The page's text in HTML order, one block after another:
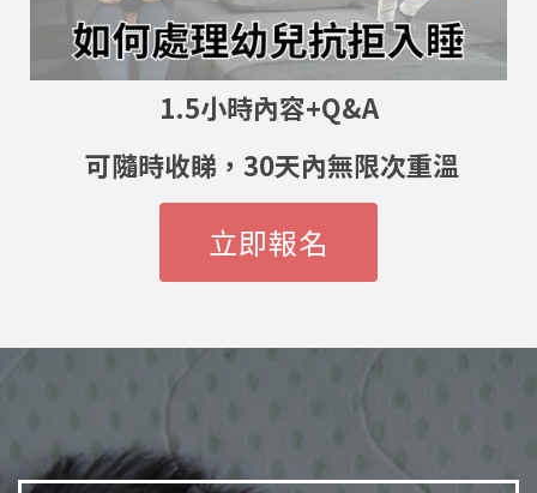
1.5小時內容+Q&A
可隨時收睇，30天內無限次重溫
立即報名